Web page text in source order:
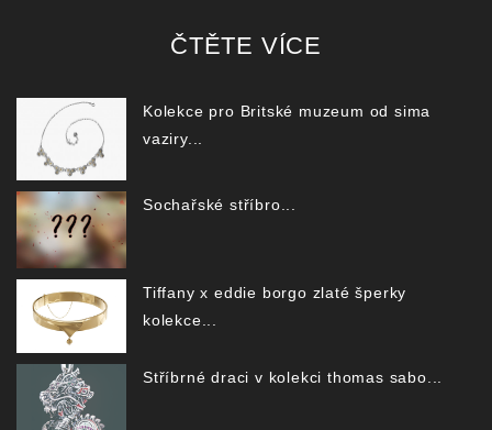
ČTĚTE VÍCE
Kolekce pro Britské muzeum od sima
vaziry...
Sochařské stříbro...
Tiffany x eddie borgo zlaté šperky
kolekce...
Stříbrné draci v kolekci thomas sabo...